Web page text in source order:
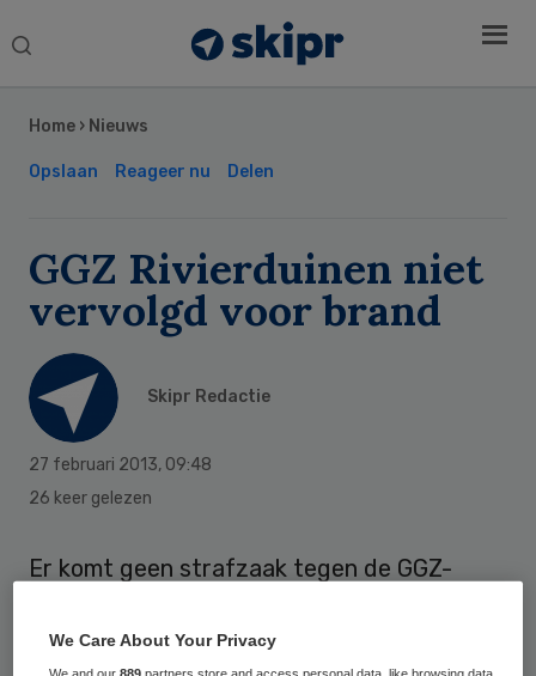
Search
Home › Nieuws
Opslaan Reageer nu Delen
GGZ Rivierduinen niet
vervolgd voor brand
Skipr Redactie
27 februari 2013, 09:48
26 keer gelezen
Er komt geen strafzaak tegen de GGZ-
in maart 2011 drie personen zijn omgekomen
Sidebar
We Care About Your Privacy